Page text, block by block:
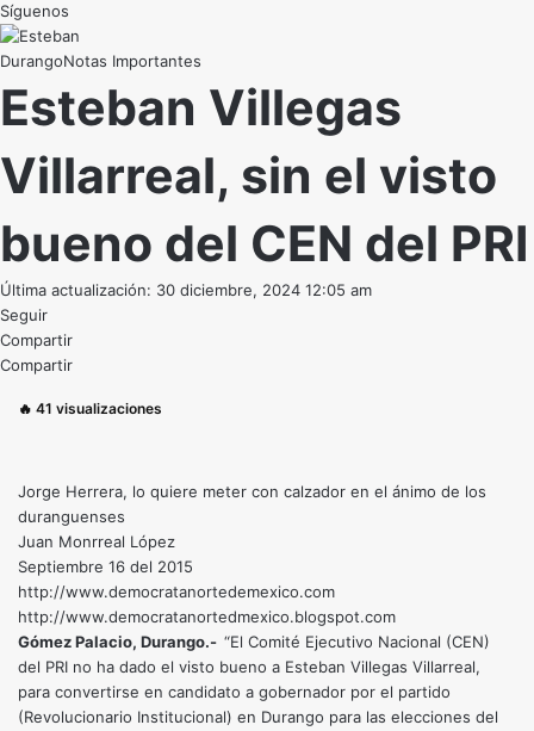
Síguenos
DurangoNotas Importantes
Esteban Villegas
Villarreal, sin el visto
bueno del CEN del PRI
Última actualización: 30 diciembre, 2024 12:05 am
Seguir
Compartir
Compartir
🔥 41 visualizaciones
Jorge Herrera, lo quiere meter con calzador en el ánimo de los
duranguenses
Juan Monrreal López
Septiembre 16 del 2015
http://www.democratanortedemexico.com
http://www.democratanortedmexico.blogspot.com
Gómez Palacio, Durango.- “El Comité Ejecutivo Nacional (CEN)
del PRI no ha dado el visto bueno a Esteban Villegas Villarreal,
para convertirse en candidato a gobernador por el partido
(Revolucionario Institucional) en Durango para las elecciones del